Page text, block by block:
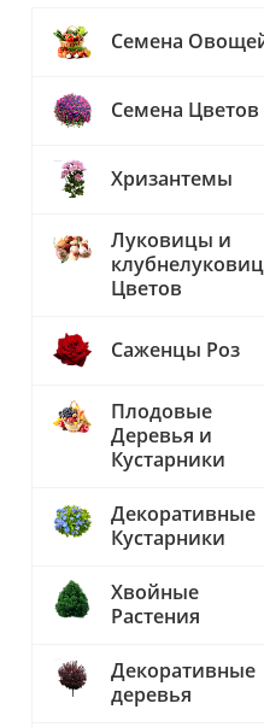
Семена
Семена Цветов
Хризантемы
Луковицы и
Цветов
Саженцы Роз
Плодовые
Деревья и
Кустарники
Декоративные
Кустарники
Хвойные
Растения
Декоративные
деревья